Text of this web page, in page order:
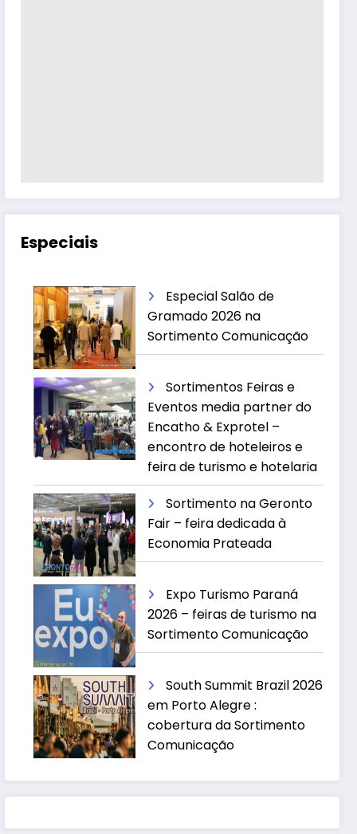
Especiais
Especial Salão de
Gramado 2026 na
Sortimento Comunicação
Sortimentos Feiras e
Eventos media partner do
Encatho & Exprotel –
encontro de hoteleiros e
feira de turismo e hotelaria
Sortimento na Geronto
Fair – feira dedicada à
Economia Prateada
Expo Turismo Paraná
2026 – feiras de turismo na
Sortimento Comunicação
South Summit Brazil 2026
em Porto Alegre :
cobertura da Sortimento
Comunicação